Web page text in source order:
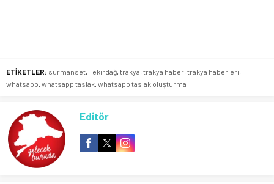
ETİKETLER: surmanset Tekirdağ trakya trakya haber trakya haberleri
whatsapp whatsapp taslak whatsapp taslak oluşturma
Editör